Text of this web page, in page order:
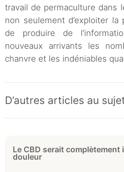
travail de permaculture dans
non seulement d’exploiter la
de produire de
nouveaux arrivants les
chanvre et les indéniables
D’autres articles au
Le CBD serait
douleur